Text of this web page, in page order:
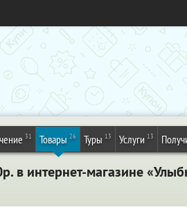
31 Товары 26 Туры 13 Услуги 13
в интернет-магазине